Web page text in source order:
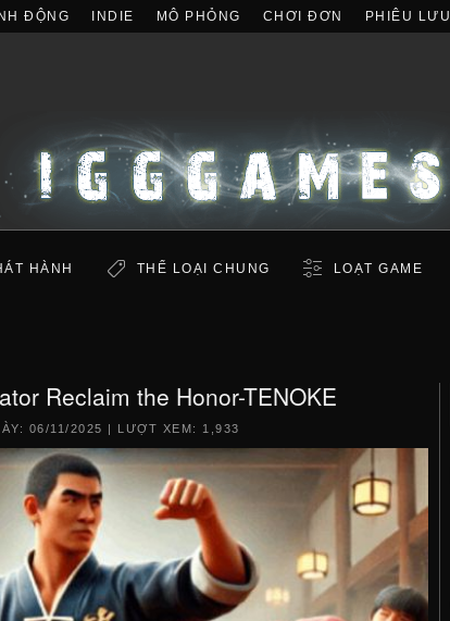
ĐỘNG INDIE MÔ PHỎNG CHƠI ĐƠN PHIÊU LƯU
HÀNH THỂ LOẠI CHUNG LOẠT GAME
Reclaim the Honor-TENOKE
06/11/2025 | LƯỢT XEM: 1,933